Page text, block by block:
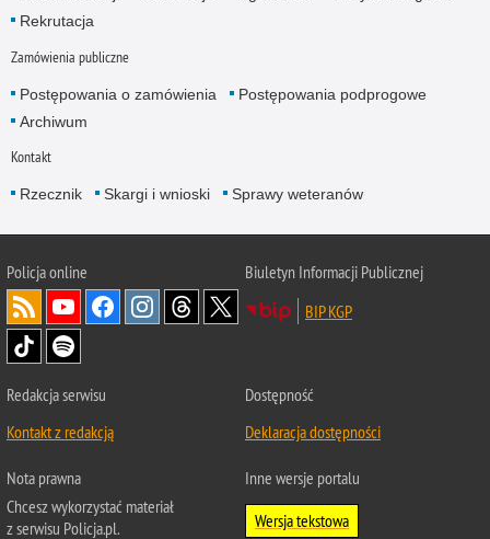
Rekrutacja
Zamówienia publiczne
Postępowania o zamówienia
Postępowania podprogowe
Archiwum
Kontakt
Rzecznik Skargi i wnioski Sprawy weteranów
Policjaonline
Biuletyn Informacji Publicznej
BIP KGP
Redakcja serwisu
Kontakt z redakcją
Dostępność
Deklaracja dostępności
Nota prawna
Chcesz wykorzystać materiał
z serwisu Policja.pl.
Inne wersje portalu
Wersja tekstowa